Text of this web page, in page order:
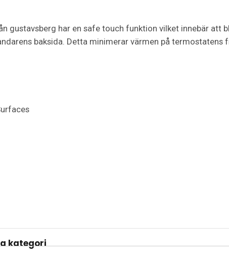
gustavsberg har en safe touch funktion vilket innebär att
baksida. Detta minimerar värmen på
kategori